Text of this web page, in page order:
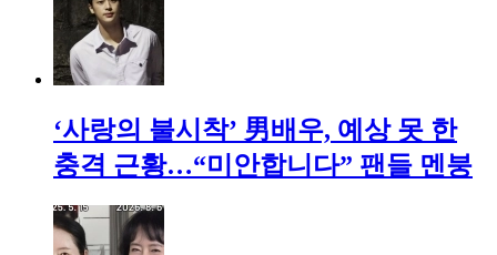
‘사랑의 불시착’ 男배우, 예상 못 한
충격 근황…“미안합니다” 팬들 멘붕